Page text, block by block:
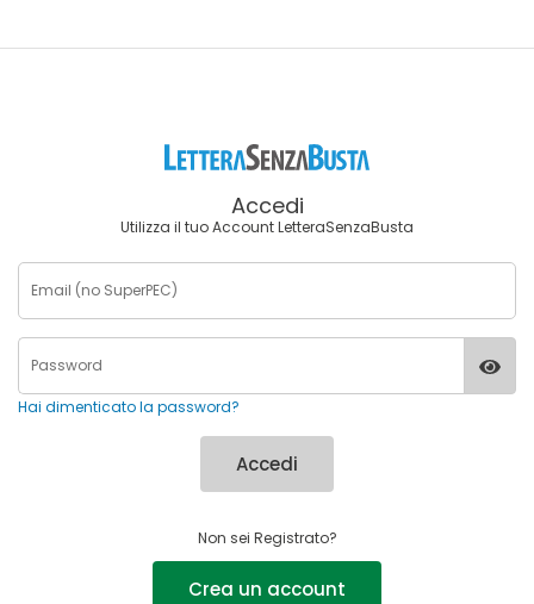
Accedi
Utilizza il tuo Account LetteraSenzaBusta
Hai dimenticato la password?
Accedi
Non sei Registrato?
Crea un account